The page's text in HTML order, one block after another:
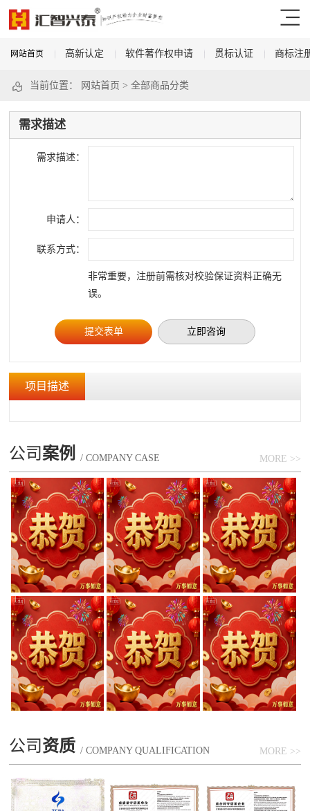
网站首页 高新认定 软件著作权申请 贯标认证 商标注
当前位置： 网站首页 > 全部商品分类
需求描述
需求描述：
申请人：
联系方式：
非常重要，注册前需核对校验保证资料正确无
误。
立即咨询
项目描述
公司案例 / COMPANY CASE MORE >>
公司资质 / COMPANY QUALIFICATION MORE >>